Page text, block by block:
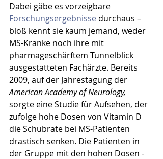
Dabei gäbe es vorzeigbare
Forschungsergebnisse durchaus –
bloß kennt sie kaum jemand, weder
MS-Kranke noch ihre mit
pharmageschärftem Tunnelblick
ausgestatteten Fachärzte. Bereits
2009, auf der Jahrestagung der
American Academy of Neurology,
sorgte eine Studie für Aufsehen, der
zufolge hohe Dosen von Vitamin D
die Schubrate bei MS-Patienten
drastisch senken. Die Patienten in
der Gruppe mit den hohen Dosen -